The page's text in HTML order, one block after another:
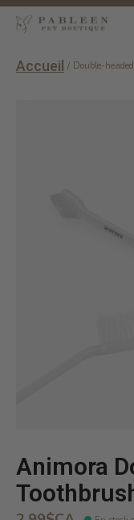
Accueil / Double-
Animora